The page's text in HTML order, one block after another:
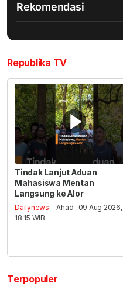
Rekomendasi
Republika TV
Tindak Lanjut Aduan
Mahasiswa Mentan
Langsung ke Alor
Dailynews - Ahad , 09 Aug 2026,
18:15 WIB
Terpopuler